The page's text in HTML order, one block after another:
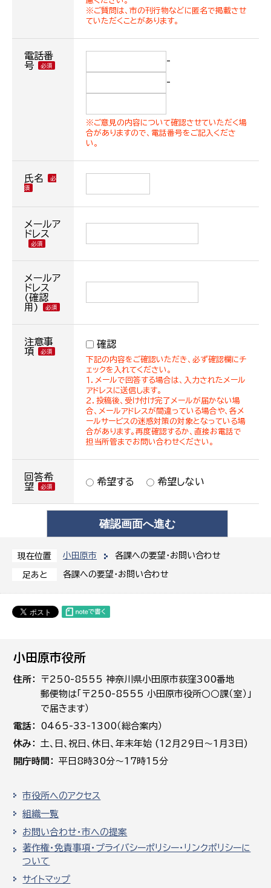
現在位置 小田原市 各課への要望・お問い合わせ
足あと 各課への要望・お問い合わせ
※ご質問は、市の刊行物などに匿名で掲載させ
ていただくことがあります。
電話番
号
-
-
※ご意見の内容について確認させていただく場
合がありますので、電話番号をご記入くださ
い。
氏名
メールア
ドレス
メールア
ドレス
(確認
用)
注意事
項
確認
下記の内容をご確認いただき、必ず確認欄にチ
ェックを入れてください。
１．メールで回答する場合は、入力されたメール
アドレスに送信します。
２．投稿後、受け付け完了メールが届かない場
合、メールアドレスが間違っている場合や、各メ
ールサービスの迷惑対策の対象となっている場
合があります。再度確認するか、直接お電話で
担当所管までお問い合わせください。
回答希
望
希望する 希望しない
小田原市役所
住所
〒250-8555 神奈川県小田原市荻窪300番地
郵便物は「〒250-8555 小田原市役所○○課（室）」
で届きます）
電話
0465-33-1300（総合案内）
休み
土､日､祝日、休日、年末年始 (12月29日～1月3日)
開庁時間
平日8時30分～17時15分
市役所へのアクセス
組織一覧
お問い合わせ・市への提案
著作権・免責事項・プライバシーポリシー・リンクポリシーに
ついて
サイトマップ